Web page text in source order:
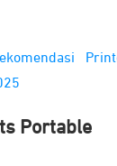
Portable